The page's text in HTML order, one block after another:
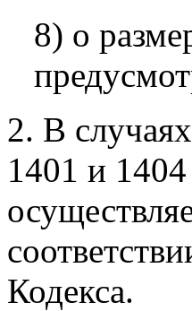
8) о
2. В
1401 и
Кодекса.